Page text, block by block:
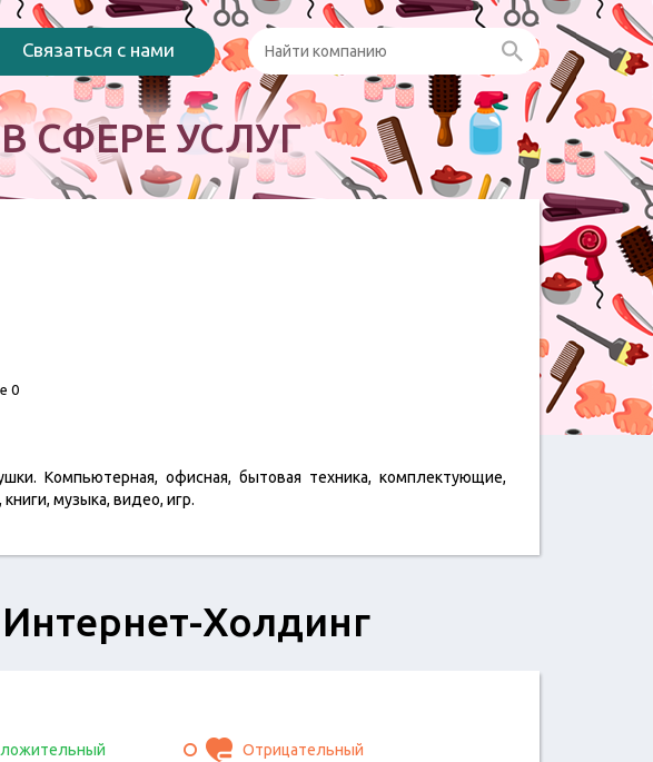
Связаться с нами
СФЕРЕ УСЛУГ
0
Компьютерная, офисная, бытовая техника, комплектующие,
музыка, видео, игр.
Холдинг
Отрицательный